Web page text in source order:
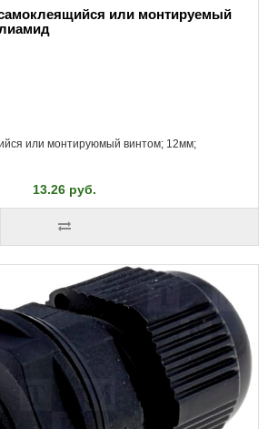
или монтируемый
или монтируюмый винтом; 12мм;
13.26 руб.